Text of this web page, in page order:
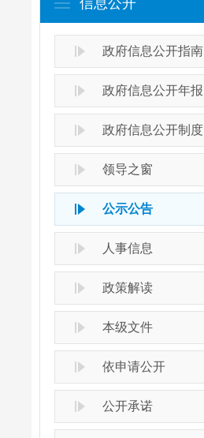
信息公开
政府信息公开指南
政府信息公开年报
政府信息公开制度
领导之窗
公示公告
人事信息
政策解读
本级文件
依申请公开
公开承诺